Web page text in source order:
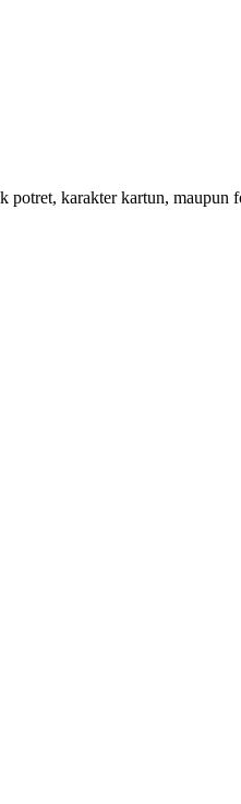
karakter kartun, maupun